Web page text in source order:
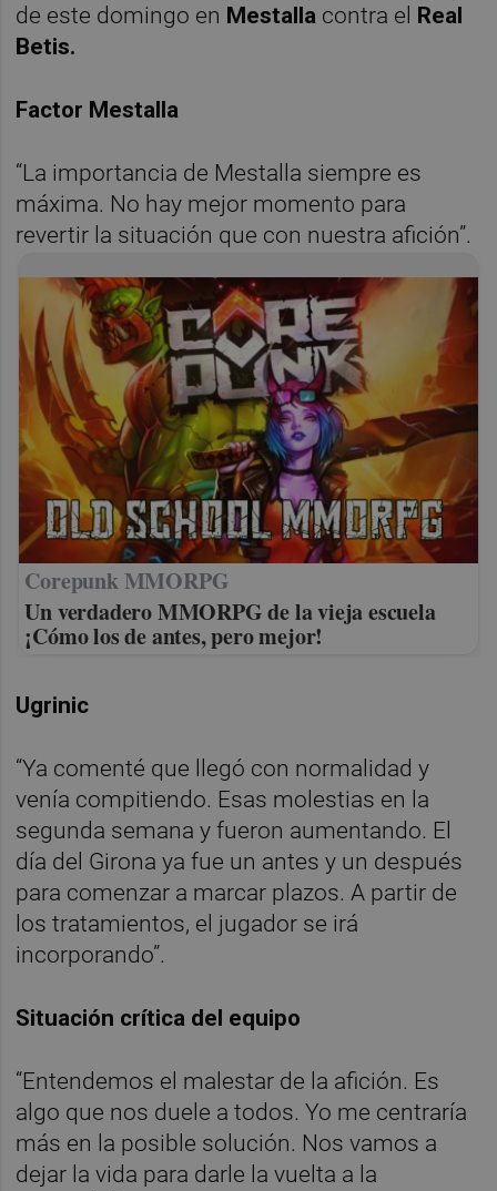
de este domingo en Mestalla contra el Real
Betis.
Factor Mestalla
“La importancia de Mestalla siempre es
máxima. No hay mejor momento para
revertir la situación que con nuestra afición”.
Corepunk MMORPG
Un verdadero MMORPG de la vieja escuela
¡Cómo los de antes, pero mejor!
Ugrinic
“Ya comenté que llegó con normalidad y
venía compitiendo. Esas molestias en la
segunda semana y fueron aumentando. El
día del Girona ya fue un antes y un después
para comenzar a marcar plazos. A partir de
los tratamientos, el jugador se irá
incorporando”.
Situación crítica del equipo
“Entendemos el malestar de la afición. Es
algo que nos duele a todos. Yo me centraría
más en la posible solución. Nos vamos a
dejar la vida para darle la vuelta a la